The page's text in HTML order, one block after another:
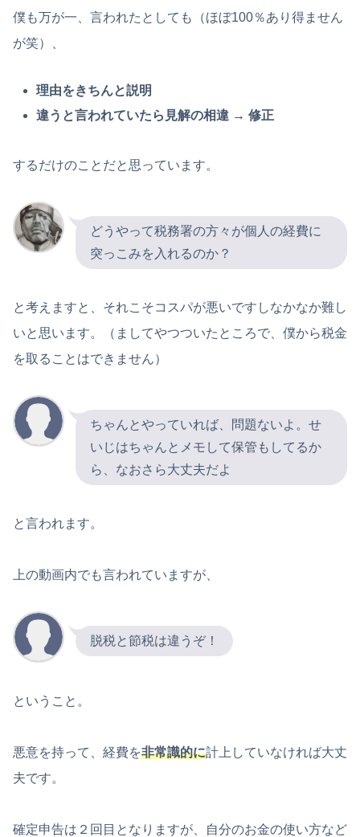
僕も万が一、言われたとしても（ほぼ100％あり得ません
が笑）、
理由をきちんと説明
違うと言われていたら見解の相違 → 修正
するだけのことだと思っています。
どうやって税務署の方々が個人の経費に
突っこみを入れるのか？
と考えますと、それこそコスパが悪いですしなかなか難し
いと思います。（ましてやつついたところで、僕から税金
を取ることはできません）
ちゃんとやっていれば、問題ないよ。せ
いじはちゃんとメモして保管もしてるか
ら、なおさら大丈夫だよ
と言われます。
上の動画内でも言われていますが、
脱税と節税は違うぞ！
ということ。
悪意を持って、経費を非常識的に計上していなければ大丈
夫です。
確定申告は２回目となりますが、自分のお金の使い方など